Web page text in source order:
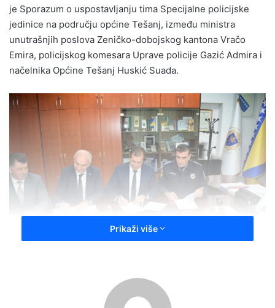
je Sporazum o uspostavljanju tima Specijalne policijske
jedinice na području općine Tešanj, između ministra
unutrašnjih poslova Zeničko-dobojskog kantona Vračo
Emira, policijskog komesara Uprave policije Gazić Admira i
načelnika Općine Tešanj Huskić Suada.
Prikaži više